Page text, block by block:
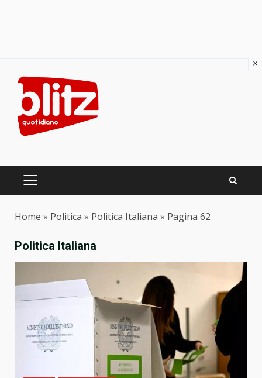
content
PRIMARY
Home » Politica » Politica Italiana » Pagina 62
Politica Italiana
×